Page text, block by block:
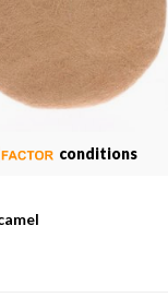
conditions